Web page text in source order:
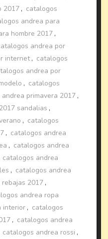
2017 , catalogos
andrea para
hombre 2017 ,
andrea por
internet, catalogos
andrea por
, catalogos
primavera 2017 ,
sandalias ,
, catalogos
, catalogos andrea
, catalogos andrea
catalogos andrea
, catalogos andrea
2017 ,
andrea ropa
interior , catalogos
, catalogos andrea
catalogos andrea rossi ,